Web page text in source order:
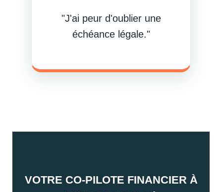
"J'ai peur d'oublier une
échéance légale."
VOTRE CO-PILOTE FINANCIER À